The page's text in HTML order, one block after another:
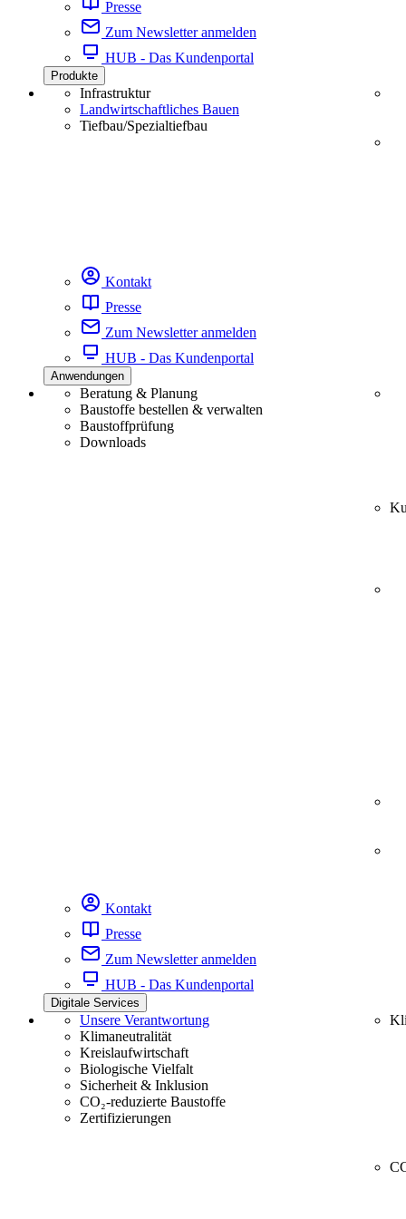
Presse
Zum Newsletter anmelden
HUB - Das Kundenportal
Produkte
Infrastruktur
Landwirtschaftliches Bauen
Tiefbau/Spezialtiefbau
Kontakt
Presse
Zum Newsletter anmelden
HUB - Das Kundenportal
Anwendungen
Beratung & Planung
Baustoffe bestellen & verwalten
Baustoffprüfung
Downloads
Kontakt
Presse
Zum Newsletter anmelden
HUB - Das Kundenportal
Digitale Services
Unsere Verantwortung
Klimaneutralität
Kreislaufwirtschaft
Biologische Vielfalt
Sicherheit & Inklusion
CO₂-reduzierte Baustoffe
Zertifizierungen